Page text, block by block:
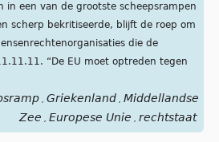
een van de grootste scheepsrampen
scherp bekritiseerde, blijft de roep om
die de
“De EU moet optreden tegen
Griekenland Middellandse
Zee
Europese Unie rechtstaat